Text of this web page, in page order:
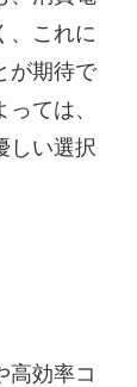
、これに
が期待で
ては、
しい選択
高効率コ